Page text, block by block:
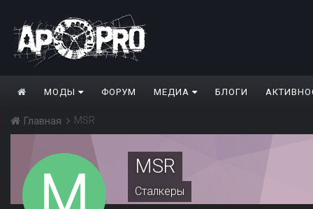
МОДЫ ФОРУМ МЕДИА БЛОГИ
Главная MSR
MSR
Сталкеры